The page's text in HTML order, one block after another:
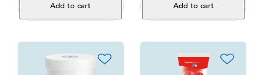
Add to cart Add to cart
favorite_border favorite_border